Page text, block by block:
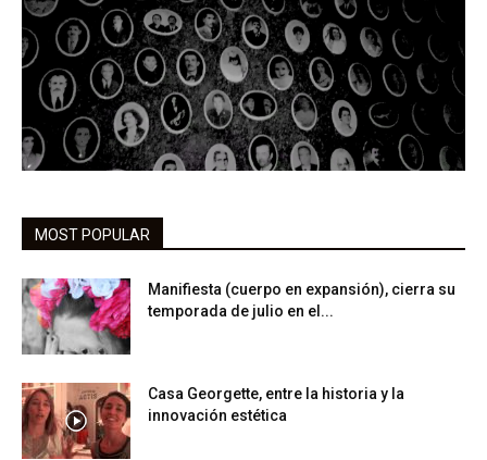
MOST POPULAR
Manifiesta (cuerpo en expansión), cierra su
temporada de julio en el...
Casa Georgette, entre la historia y la
innovación estética